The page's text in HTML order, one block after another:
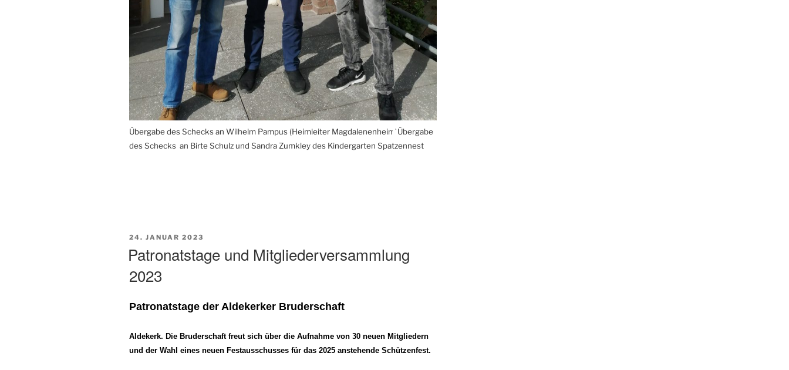
Übergabe des Schecks an Wilhelm Pampus (Heimleiter Magdalenenheim)Übergabe
des Schecks an Birte Schulz und Sandra Zumkley des Kindergarten Spatzennest
VERÖFFENTLICHT
24. JANUAR 2023
Patronatstage und Mitgliederversammlung
2023
Patronatstage der Aldekerker Bruderschaft
Aldekerk. Die Bruderschaft freut sich über die Aufnahme von 30 neuen Mitgliedern
und der Wahl eines neuen Festausschusses für das 2025 anstehende Schützenfest.